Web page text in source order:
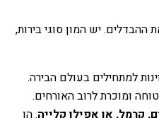
יש המון סוגי בירות,
למתחילים בעולם הבירה.
ומוכרת לרוב האורחים.